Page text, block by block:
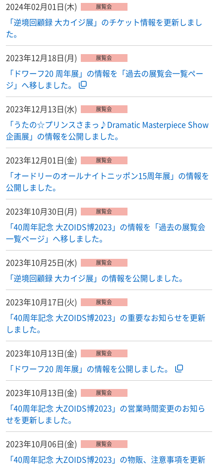
2024年02月01日(木) 展覧会
「逆境回顧録 大カイジ展」のチケット情報を更新しまし
た。
2023年12月18日(月) 展覧会
「ドワーフ20 周年展」の情報を「過去の展覧会一覧ペー
ジ」へ移しました。
2023年12月13日(水) 展覧会
「うたの☆プリンスさまっ♪Dramatic Masterpiece Show
企画展」の情報を公開しました。
2023年12月01日(金) 展覧会
「オードリーのオールナイトニッポン15周年展」の情報を
公開しました。
2023年10月30日(月) 展覧会
「40周年記念 大ZOIDS博2023」の情報を「過去の展覧会
一覧ページ」へ移しました。
2023年10月25日(水) 展覧会
「逆境回顧録 大カイジ展」の情報を公開しました。
2023年10月17日(火) 展覧会
「40周年記念 大ZOIDS博2023」の重要なお知らせを更新
しました。
2023年10月13日(金) 展覧会
「ドワーフ20 周年展」の情報を公開しました。
2023年10月13日(金) 展覧会
「40周年記念 大ZOIDS博2023」の営業時間変更のお知ら
せを更新しました。
2023年10月06日(金) 展覧会
「40周年記念 大ZOIDS博2023」の物販、注意事項を更新